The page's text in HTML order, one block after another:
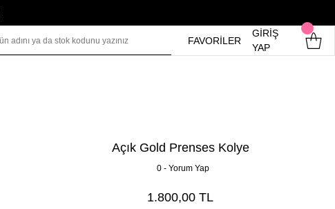
FAVORİLER
GİRİŞ
YAP
Açık Gold Prenses Kolye
0 - Yorum Yap
1.800,00 TL